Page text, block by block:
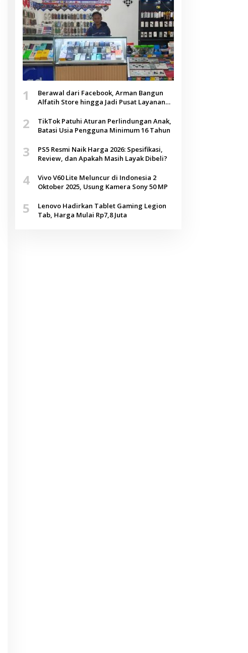
1
Berawal dari Facebook, Arman Bangun
Alfatih Store hingga Jadi Pusat Layanan
2
TikTok Patuhi Aturan Perlindungan Anak,
Batasi Usia Pengguna Minimum 16 Tahun
3
PS5 Resmi Naik Harga 2026: Spesifikasi,
Review, dan Apakah Masih Layak Dibeli?
4
Vivo V60 Lite Meluncur di Indonesia 2
Oktober 2025, Usung Kamera Sony 50 MP
5
Lenovo Hadirkan Tablet Gaming Legion
Tab, Harga Mulai Rp7,8 Juta